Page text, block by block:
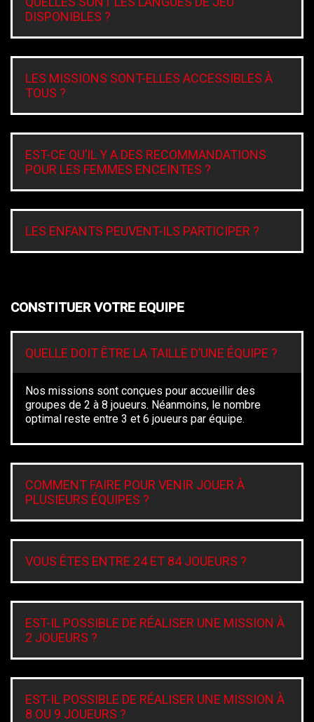
DISPONIBLES ?
LES MISSIONS SONT-ELLES ACCESSIBLES À
TOUS ?
EST-CE QU’IL Y A DES RECOMMANDATIONS
POUR LES FEMMES ENCEINTES ?
LES ENFANTS PEUVENT-ILS PARTICIPER ?
CONSTITUER VOTRE EQUIPE
QUELLE DOIT ÊTRE LA TAILLE D’UNE ÉQUIPE ?
Nos missions sont conçues pour accueillir des
groupes de 2 à 8 joueurs. Néanmoins, le nombre
optimal reste entre 3 et 6 joueurs par équipe.
COMMENT FAIRE POUR VENIR JOUER À
PLUSIEURS ÉQUIPES ?
VOUS ÊTES ENTRE 24 ET 84 JOUEURS ?
EST-IL POSSIBLE DE RÉALISER UNE MISSION À
2 JOUEURS ?
EST-IL POSSIBLE DE RÉALISER UNE MISSION À
8 OU 9 JOUEURS ?